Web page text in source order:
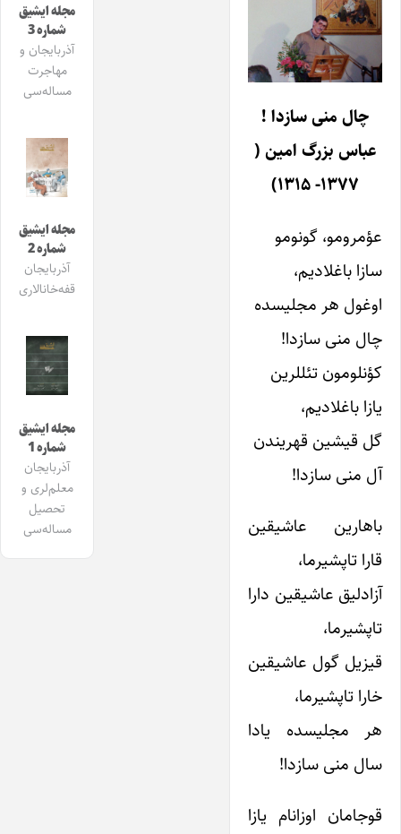
چال منی سازدا !
عباس بزرگ امین (
۱۳۷۷- ۱۳۱۵)
عؤمرومو، گونومو
سازا باغلادیم،
اوغول هر مجلیسده
چال منی سازدا!
کؤنلومون تئللرین
یازا باغلادیم،
گل قیشین قهریندن
آل منی سازدا!
باهارین عاشیقین
قارا تاپشیرما،
آزادلیق عاشیقین دارا
تاپشیرما،
قیزیل گول عاشیقین
خارا تاپشیرما،
هر مجلیسده یادا
سال منی سازدا!
قوجامان اوزانام یازا
مجله ایشیق
شماره 3
آذربایجان و
مهاجرت
مساله‌سی
مجله ایشیق
شماره 2
آذربایجان
قفه‌خانالاری
مجله ایشیق
شماره 1
آذربایجان
معلم‌لری و
تحصیل
مساله‌سی